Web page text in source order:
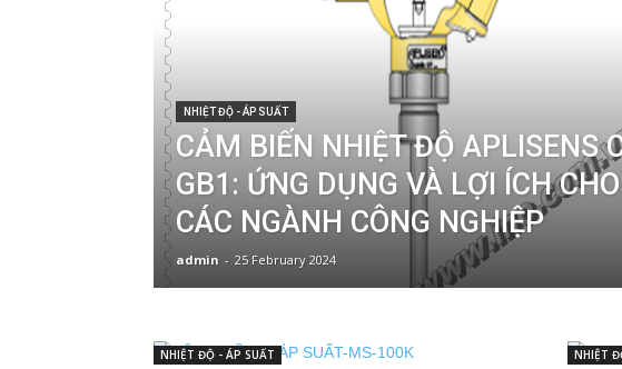
NHIỆT ĐỘ - ÁP SUẤT
CẢM BIẾN NHIỆT ĐỘ APLISENS
GB1: ỨNG DỤNG VÀ LỢI ÍCH CHO
CÁC NGÀNH CÔNG NGHIỆP
admin - 25 February 2024
NHIỆT ĐỘ - ÁP SUẤT NHIỆT